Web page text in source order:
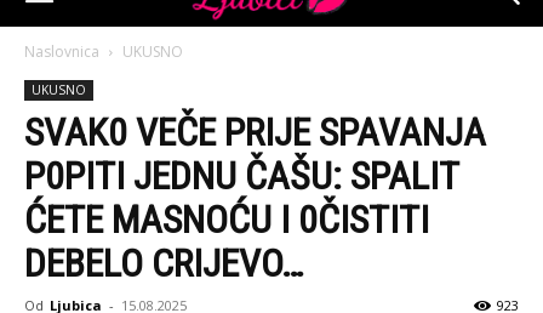
Naslovnica UKUSNO
UKUSNO
SVAK0 VEČE PRIJE SPAVANJA
P0PITI JEDNU ČAŠU: SPALIT
ĆETE MASNOĆU I 0ČISTITI
DEBELO CRIJEVO…
Od Ljubica - 15.08.2025 923